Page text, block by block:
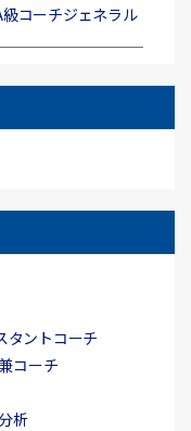
コーチジェネラル
ントコーチ
コーチ
析